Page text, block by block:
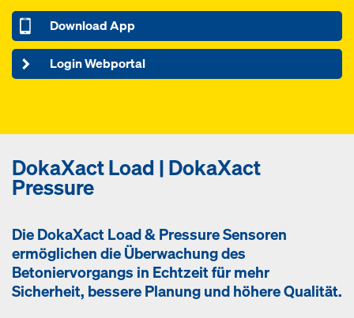
Download App
Login Webportal
DokaXact Load | DokaXact
Pressure
Die DokaXact Load & Pressure Sensoren
ermöglichen die Überwachung des
Betoniervorgangs in Echtzeit für mehr
Sicherheit, bessere Planung und höhere Qualität.